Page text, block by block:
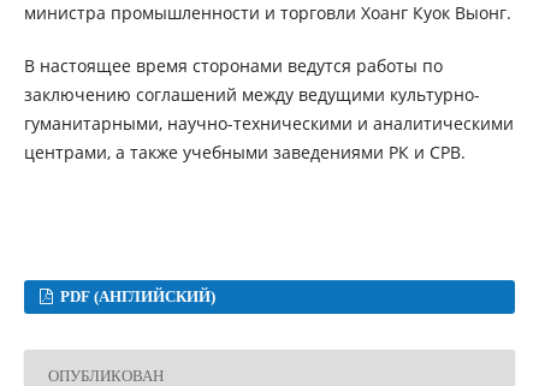
министра промышленности и торговли Хоанг Куок Выонг.
В настоящее время сторонами ведутся работы по
заключению соглашений между ведущими культурно-
гуманитарными, научно-техническими и аналитическими
центрами, а также учебными заведениями РК и СРВ.
PDF (АНГЛИЙСКИЙ)
ОПУБЛИКОВАН